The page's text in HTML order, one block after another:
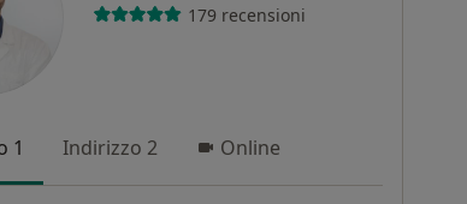
179 recensioni
1 Indirizzo 2 Online